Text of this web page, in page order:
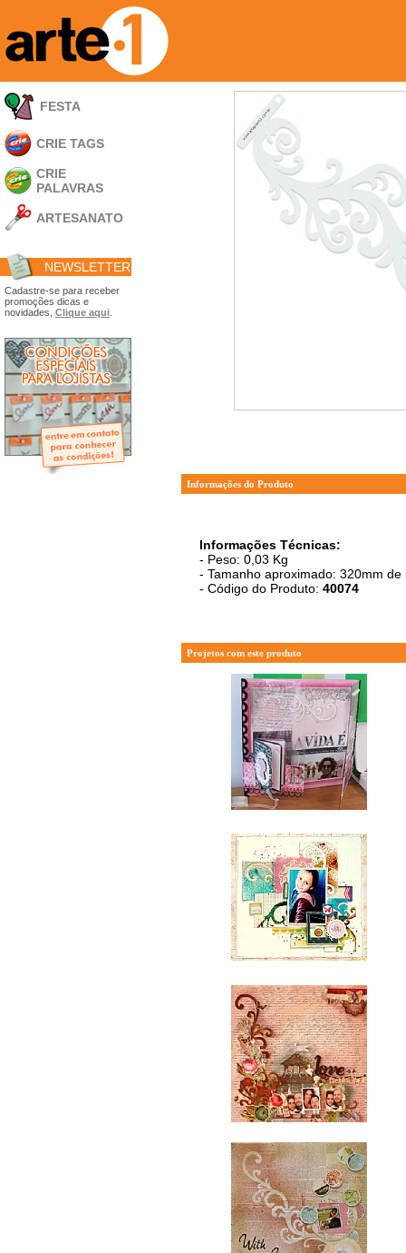
FESTA
CRIE TAGS
CRIE
PALAVRAS
ARTESANATO
Acrílico
Porta Retratos
Ferramentas
- Carimbões
- Embalagens
- Máscaras
- Espátulas
- Diversos
Álbuns
- Mini-Álbuns
- Páginas Mini
- Páginas Scrap
- Argolas
NEWSLETTER
Cadastre-se para receber
promoções dicas e
novidades, Clique aqui
Informações do Produto
Informações Técnicas:
- Peso: 0,03 Kg
- Tamanho aproximado: 320mm
- Código do Produto: 40074
Projetos com este produto